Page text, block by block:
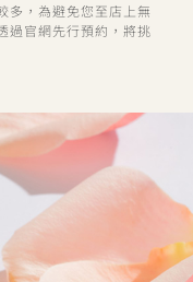
多，為避免您至店上無
過官網先行預約，將挑